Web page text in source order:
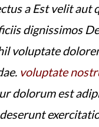
a Est velit aut
dignissimos
voluptate
voluptate
dolorum est